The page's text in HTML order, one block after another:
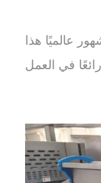
عالميًا هذا